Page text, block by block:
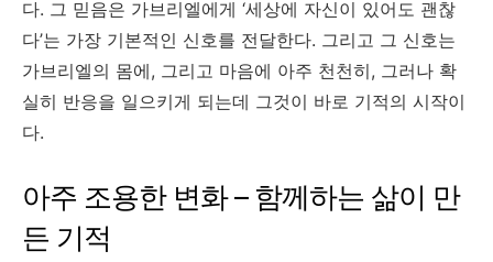
다. 그 믿음은 가브리엘에게 ‘세상에 자신이 있어도 괜찮
다’는 가장 기본적인 신호를 전달한다. 그리고 그 신호는
가브리엘의 몸에, 그리고 마음에 아주 천천히, 그러나 확
실히 반응을 일으키게 되는데 그것이 바로 기적의 시작이
다.
아주 조용한 변화 – 함께하는 삶이 만
든 기적